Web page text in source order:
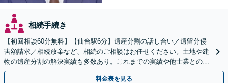
相続手続き
【初回相談60分無料】【仙台駅6分】遺産分割の話し合い／遺留分侵
害額請求／相続放棄など、相続のご相談はお任せください。土地や建
物の遺産分割の解決実績も多数あり。これまでの実績や他士業との連
携を活かし、ご意向に沿う有利な解決を目指します
料金表を見る